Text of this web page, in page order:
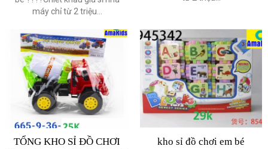
máy chỉ từ 2 triệu...
TỔNG KHO SỈ ĐỒ CHƠI
kho sỉ đồ chơi em bé